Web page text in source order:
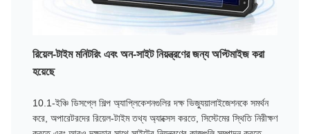
রিয়েল-টাইম মনিটরিং এবং অন-সাইট নিয়ন্ত্রণের জন্য অপ্টিমাইজ করা
হয়েছে
10.1-ইঞ্চি ডিসপ্লে শিল্প অ্যাপ্লিকেশনগুলির দক্ষ ভিজ্যুয়ালাইজেশনকে সমর্থন
করে, অপারেটরদের রিয়েল-টাইম তথ্য অ্যাক্সেস করতে, সিস্টেমের স্থিতি নিরীক্ষণ